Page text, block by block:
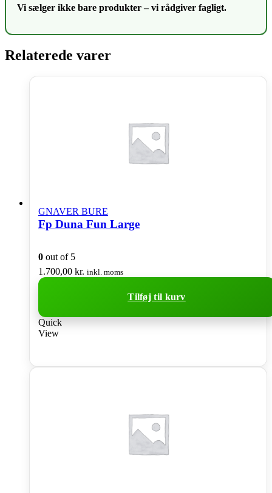
Vi sælger ikke bare produkter – vi rådgiver fagligt.
Relaterede varer
GNAVER BURE
Fp Duna Fun Large
0 out of 5
1.700,00 kr. inkl. moms
Tilføj til kurv
Quick
View